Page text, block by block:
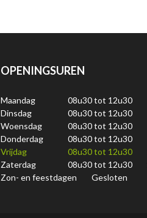
OPENINGSUREN
Maandag 08u30 tot 12u30
Dinsdag
08u30 tot 12u30
Woensdag
08u30 tot 12u30
Donderdag
08u30 tot 12u30
Vrijdag
08u30 tot 12u30
Zaterdag
08u30 tot 12u30
Zon- en feestdagen
Gesloten